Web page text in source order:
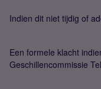
Indien dit niet tijdig of
Een formele klacht
Geschillencommissie